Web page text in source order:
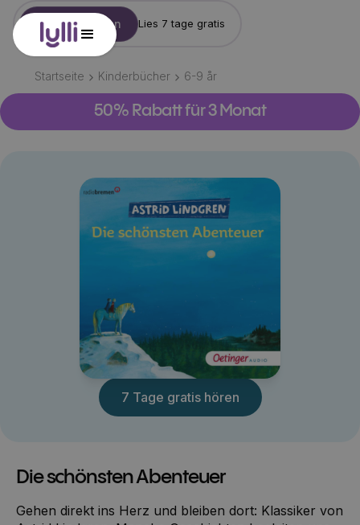
Konto erstellen Lies 7 tage gratis
Startseite Kinderbücher 6-9 år
50% Rabatt für 3 Monat
7 Tage gratis hören
Die schönsten Abenteuer
Gehen direkt ins Herz und bleiben dort: Klassiker von